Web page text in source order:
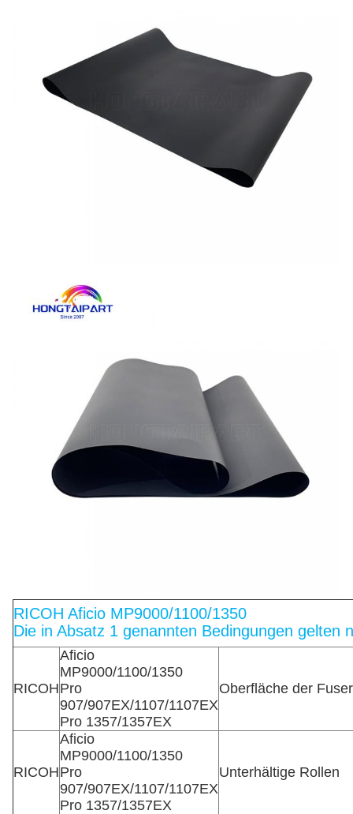
RICOH Aficio MP9000/1100/1350
Die in Absatz 1 genannten Bedingungen
RICOH
Aficio
MP9000/1100/1350
Pro
907/907EX/1107/1107EX
Pro 1357/1357EX
Oberfläche der
RICOH
Aficio
MP9000/1100/1350
Pro
907/907EX/1107/1107EX
Pro 1357/1357EX
Unterhältige Rollen